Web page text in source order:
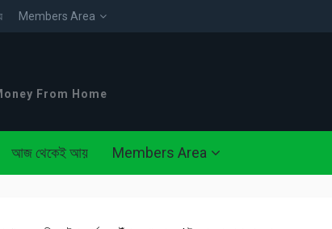
Members Area
From Home
আজ থেকেই আয় Members Area